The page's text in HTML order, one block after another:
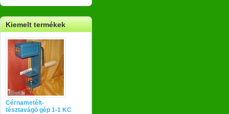
Kiemelt termékek
Cérnametélt-
tésztavágó gép 1-1 KC